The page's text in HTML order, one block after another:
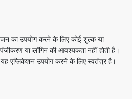
का उपयोग करने के लिए कोई शुल्क या
या लॉगिन की आवश्यकता नहीं होती है।
एप्लिकेशन उपयोग करने के लिए स्वतंत्र है।